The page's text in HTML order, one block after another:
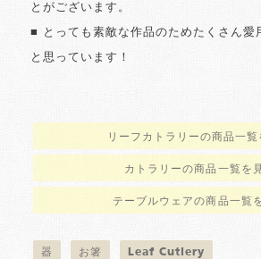
とがございます。
■ とっても素敵な作品のためたくさん愛
と思っています！
リーフカトラリーの商品一覧
カトラリーの商品一覧を
テーブルウェアの商品一覧
器 お箸 Leaf Cutlery